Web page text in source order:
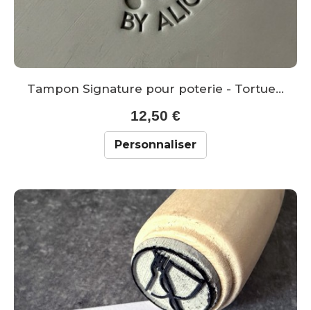
Tampon Signature pour poterie - Tortue...
12,50 €
Personnaliser